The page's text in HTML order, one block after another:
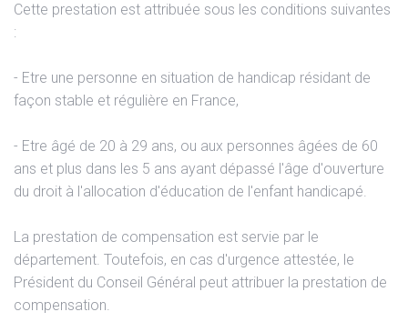
Cette prestation est attribuée sous les conditions suivantes
:
- Etre une personne en situation de handicap résidant de
façon stable et régulière en France,
- Etre âgé de 20 à 29 ans, ou aux personnes âgées de 60
ans et plus dans les 5 ans ayant dépassé l'âge d'ouverture
du droit à l'allocation d'éducation de l'enfant handicapé.
La prestation de compensation est servie par le
département. Toutefois, en cas d'urgence attestée, le
Président du Conseil Général peut attribuer la prestation de
compensation.